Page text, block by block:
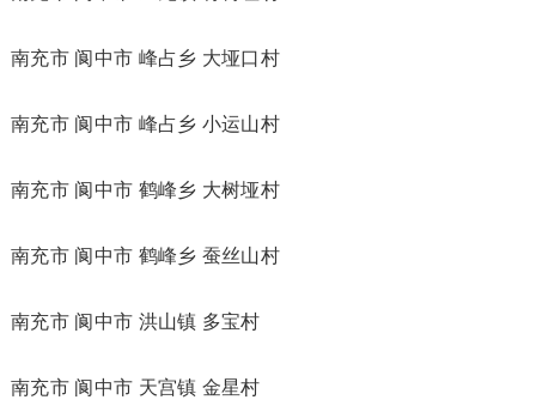
南充市 阆中市 峰占乡 大垭口村
南充市 阆中市 峰占乡 小运山村
南充市 阆中市 鹤峰乡 大树垭村
南充市 阆中市 鹤峰乡 蚕丝山村
南充市 阆中市 洪山镇 多宝村
南充市 阆中市 天宫镇 金星村